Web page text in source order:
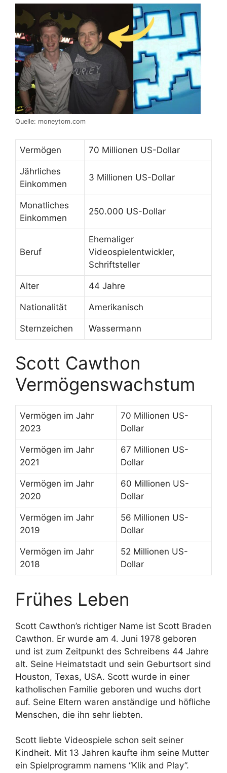
Quelle: moneytom.com
Vermögen 70 Millionen US-Dollar
Jährliches
Einkommen
3 Millionen US-Dollar
Monatliches
Einkommen
250.000 US-Dollar
Beruf
Ehemaliger
Videospielentwickler,
Schriftsteller
Alter 44 Jahre
Nationalität Amerikanisch
Sternzeichen Wassermann
Scott Cawthon
Vermögenswachstum
Vermögen im Jahr
2023
70 Millionen US-
Dollar
Vermögen im Jahr
2021
67 Millionen US-
Dollar
Vermögen im Jahr
2020
60 Millionen US-
Dollar
Vermögen im Jahr
2019
56 Millionen US-
Dollar
Vermögen im Jahr
2018
52 Millionen US-
Dollar
Frühes Leben
Scott Cawthon’s richtiger Name ist Scott Braden
Cawthon. Er wurde am 4. Juni 1978 geboren
und ist zum Zeitpunkt des Schreibens 44 Jahre
alt. Seine Heimatstadt und sein Geburtsort sind
Houston, Texas, USA. Scott wurde in einer
katholischen Familie geboren und wuchs dort
auf. Seine Eltern waren anständige und höfliche
Menschen, die ihn sehr liebten.
Scott liebte Videospiele schon seit seiner
Kindheit. Mit 13 Jahren kaufte ihm seine Mutter
ein Spielprogramm namens “Klik and Play”.